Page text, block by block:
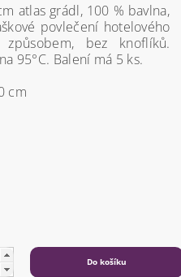
atlas grádl, 100 % bavlna,
povlečení hotelového
bez knoflíků.
95°C. Balení má 5 ks.
cm